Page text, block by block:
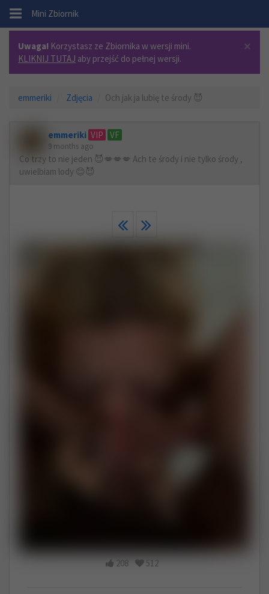
. Mini Zbiornik
×
Uwaga! Korzystasz ze Zbiornika w wersji mini.
KLIKNIJ TUTAJ aby przejść do pełnej wersji.
emmeriki Zdjęcia Och jak ja lubię te środy 😈
emmeriki VIP VF
9 months ago
Co trzy to nie jeden 😈💋💋💋 Ach te środy i nie tylko środy ,
uwielbiam lody 😊😈
208 512